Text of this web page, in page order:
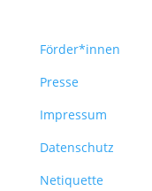
Förder*innen
Presse
Impressum
Datenschutz
Netiquette